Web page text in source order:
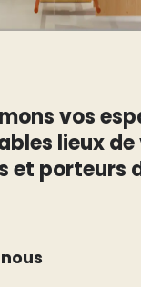
vos
lieux de
et porteurs